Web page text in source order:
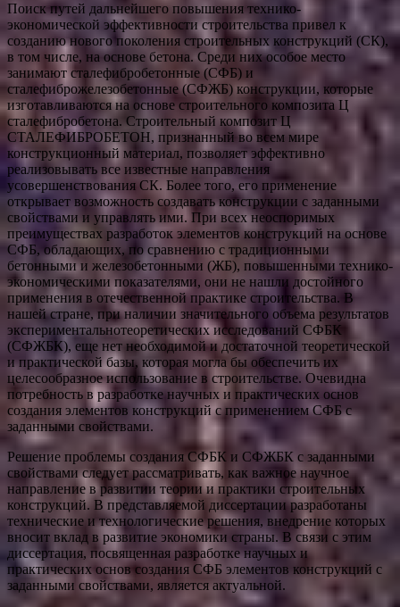
Поиск путей дальнейшего повышения технико-
экономической эффективности строительства привел к
созданию нового поколения строительных конструкций (СК),
в том числе, на основе бетона. Среди них особое место
занимают сталефибробетонные (СФБ) и
сталефиброжелезобетонные (СФЖБ) конструкции, которые
изготавливаются на основе строительного композита Ц
сталефибробетона. Строительный композит Ц
СТАЛЕФИБРОБЕТОН, признанный во всем мире
конструкционный материал, позволяет эффективно
реализовывать все известные направления
усовершенствования СК. Более того, его применение
открывает возможность создавать конструкции с заданными
свойствами и управлять ими. При всех неоспоримых
преимуществах разработок элементов конструкций на основе
СФБ, обладающих, по сравнению с традиционными
бетонными и железобетонными (ЖБ), повышенными технико-
экономическими показателями, они не нашли достойного
применения в отечественной практике строительства. В
нашей стране, при наличии значительного объема результатов
экспериментальнотеоретических исследований СФБК
(СФЖБК), еще нет необходимой и достаточной теоретической
и практической базы, которая могла бы обеспечить их
целесообразное использование в строительстве. Очевидна
потребность в разработке научных и практических основ
создания элементов конструкций с применением СФБ с
заданными свойствами.
Решение проблемы создания СФБК и СФЖБК с заданными
свойствами следует рассматривать, как важное научное
направление в развитии теории и практики строительных
конструкций. В представляемой диссертации разработаны
технические и технологические решения, внедрение которых
вносит вклад в развитие экономики страны. В связи с этим
диссертация, посвященная разработке научных и
практических основ создания СФБ элементов конструкций с
заданными свойствами, является актуальной.